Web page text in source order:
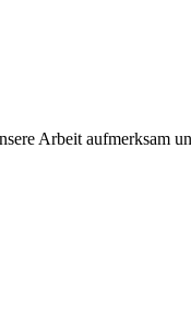
Arbeit aufmerksam